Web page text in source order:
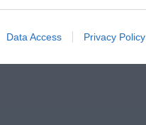
Data Access Privacy Policy